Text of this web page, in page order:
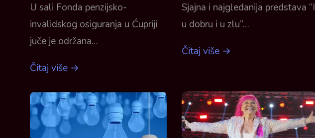
U sali Fonda penzijsko-
invalidskog osiguranja u Ćupriji
juče je održana…
Čitaj više →
Sjajna i najgledanija predstava “I
u dobru i u zlu”…
Čitaj više →